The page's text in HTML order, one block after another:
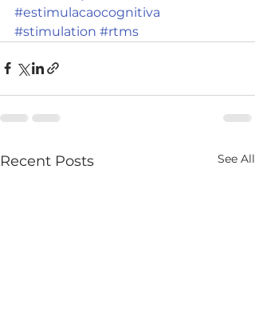
#estimulacaocognitiva
#stimulation #rtms
Recent Posts See All